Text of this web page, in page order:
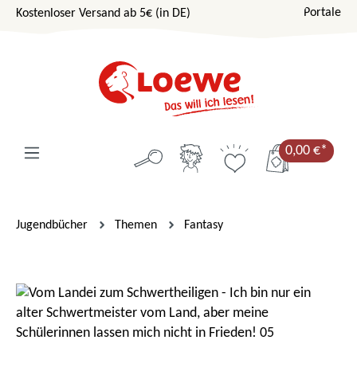
Zum Hauptinhalt springen
Kostenloser Versand ab 5€ (in DE) Portale
0,00 €*
Jugendbücher Themen Fantasy
Bildergalerie überspringen